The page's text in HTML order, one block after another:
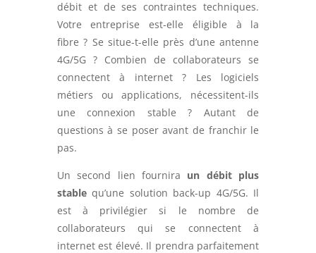
débit et de ses contraintes techniques.
Votre entreprise est-elle éligible à la
fibre ? Se situe-t-elle près d’une antenne
4G/5G ? Combien de collaborateurs se
connectent à internet ? Les logiciels
métiers ou applications, nécessitent-ils
une connexion stable ? Autant de
questions à se poser avant de franchir le
pas.
Un second lien fournira un débit plus
stablequ’une solution back-up 4G/5G. Il
est à privilégier si le nombre de
collaborateurs qui se connectent à
internet est élevé. Il prendra parfaitement